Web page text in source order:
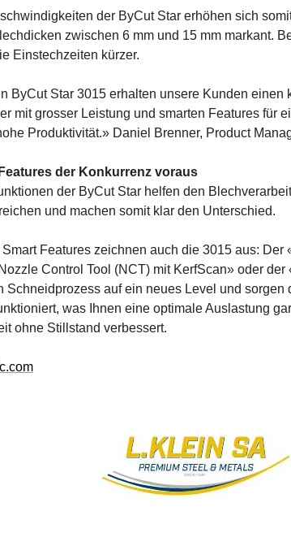
der ByCut Star erhöhen sich
zwischen 6 mm und 15 mm markant.
Einstechzeiten kürzer.
ByCut Star 3015 erhalten unsere Kunden einen
mit grosser Leistung und smarten Features für
Produktivität.» Daniel Brenner, Product
der Konkurrenz voraus
der ByCut Star helfen den
und machen somit klar den Unterschied.
Features zeichnen auch die 3015 aus: Der
Control Tool (NCT) mit KerfScan» oder
Schneidprozess auf ein neues Level und sorgen
was Ihnen eine optimale Auslastung
ohne Stillstand verbessert.